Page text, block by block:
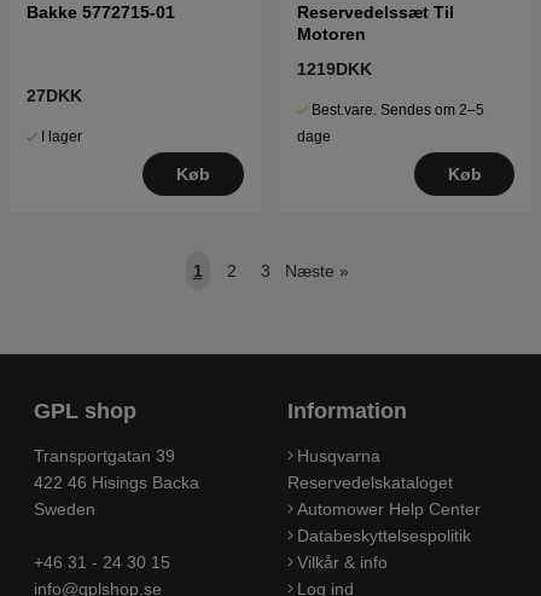
Bakke 5772715-01
27DKK
I lager
Køb
Reservedelssæt Til
Motoren
1219DKK
Best.vare. Sendes om 2–5
dage
Køb
1 2 3 Næste »
GPL shop
Transportgatan 39
422 46 Hisings Backa
Sweden
+46 31 - 24 30 15
info@gplshop.se
Information
Husqvarna
Reservedelskataloget
Automower Help Center
Databeskyttelsespolitik
Vilkår & info
Log ind